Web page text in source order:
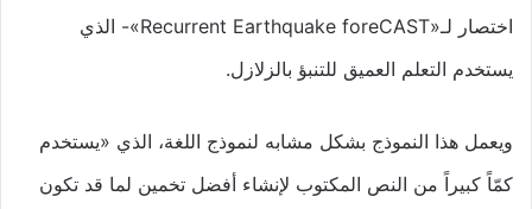
اختصار لـ«Recurrent Earthquake foreCAST»- الذي
يستخدم التعلم العميق للتنبؤ بالزلازل.
ويعمل هذا النموذج بشكل مشابه لنموذج اللغة، الذي «يستخدم
كمّاً كبيراً من النص المكتوب لإنشاء أفضل تخمين لما قد تكون